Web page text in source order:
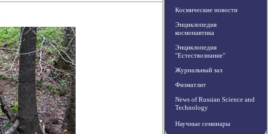
Космические новости
Энциклопедия
космонавтика
Энциклопедия
"Естествознание"
Журнальный зал
Физматлит
News of Russian Science and
Technology
Научные семинары